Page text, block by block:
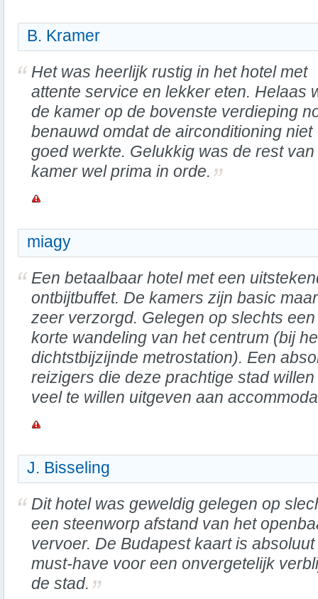
B. Kramer
Het was heerlijk rustig in het hotel met
attente service en lekker eten. Helaas
de kamer op de bovenste verdieping
benauwd omdat de airconditioning niet
goed werkte. Gelukkig was de rest van
kamer wel prima in orde.
miagy
Een betaalbaar hotel met een
ontbijtbuffet. De kamers zijn basic maar
zeer verzorgd. Gelegen op slechts een
korte wandeling van het centrum (bij
dichtstbijzijnde metrostation). Een
reizigers die deze prachtige stad
veel te willen uitgeven aan
J. Bisseling
Dit hotel was geweldig gelegen op
een steenworp afstand van het
vervoer. De Budapest kaart is
must-have voor een onvergetelijk
de stad.